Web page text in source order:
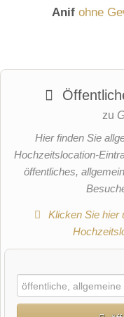
Anif ohne
zu
Hier finden Sie
Hochzeitslocation-
öffentliches,
Klicken Sie hier